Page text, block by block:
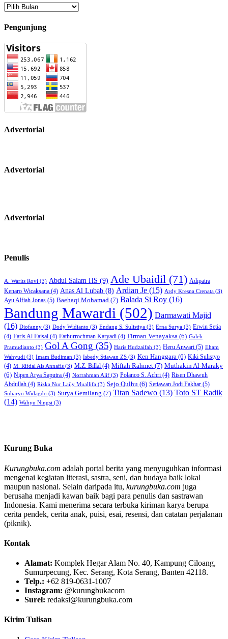
Arsip
Pengunjung
Advertorial
Advertorial
Advertorial
Penulis
A. Warits Rovi (3) Abdul Salam HS (9) Ade Ubaidil (71) Adipatra
Kenaro Wicaksana (4) Anas Al Lubab (8) Ardian Je (15) Ardy Kresna Crenata (3)
Ayu Alfiah Jonas (5) Baehaqi Mohamad (7) Balada Si Roy (16)
Bandung Mawardi (502) Darmawati Majid
(16) Diofanny (3) Dody Widianto (3) Endang S. Sulistiya (3) Erna Surya (3) Erwin Setia
(4) Faris Al Faisal (4) Fathurrochman Karyadi (4) Firman Venayaksa (6) Galeh
Pramudianto (3) Gol A Gong (35) Haris Hudzaifah (3) Heru Anwari (5) Ilham
Wahyudi (3) Imam Budiman (3) Isbedy Stiawan ZS (3) Ken Hanggara (6) Kiki Sulistyo
(4) M. Rifdal Ais Annafis (3) M.Z. Billal (4) Miftah Rahmet (7) Muthakin Al-Maraky
(6) Nipen Arya Saputra (4) Norrahman Alif (3) Polanco S. Achri (4) Risen Dhawuh
Abdullah (4) Rizka Nur Laily Muallifa (3) Sejo Qulhu (6) Setiawan Jodi Fakhar (5)
Suharyo Widagdo (3) Surya Gemilang (7) Titan Sadewo (13) Toto ST Radik
(14) Wahyu Ningsi (3)
Kurung Buka
Kurungbuka.com adalah portal berita yang menyuguhkan informasi
mengenai kegiatan literasi, sastra, seni, dan budaya baik lokal
maupun nasional. Selain daripada itu, kurungbuka.com juga
berusaha menjadi kawan baik bagi para penulis dan sastrawan
Indonesia. Kami menerima secara terbuka kiriman karya berupa
cerita pendek, cerita anak, puisi, esai, resensi, dan catatan perjalanan
(piknik).
Kontak
Alamat: Komplek Hegar Alam No. 40, Kampung Ciloang,
Sumurpecung, Kec. Serang, Kota Serang, Banten 42118.
Telp.: +62 819-0631-1007
Instagram: @kurungbukacom
Surel: redaksi@kurungbuka.com
Kirim Tulisan